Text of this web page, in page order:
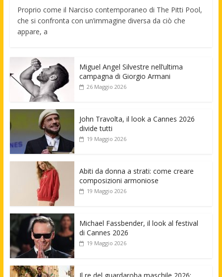
Proprio come il Narciso contemporaneo di The Pitti Pool,
che si confronta con un’immagine diversa da ciò che
appare, a
Miguel Angel Silvestre nell’ultima
campagna di Giorgio Armani
26 Maggio 2026
John Travolta, il look a Cannes 2026
divide tutti
19 Maggio 2026
Abiti da donna a strati: come creare
composizioni armoniose
19 Maggio 2026
Michael Fassbender, il look al festival
di Cannes 2026
19 Maggio 2026
Il re del guardaroba maschile 2026: